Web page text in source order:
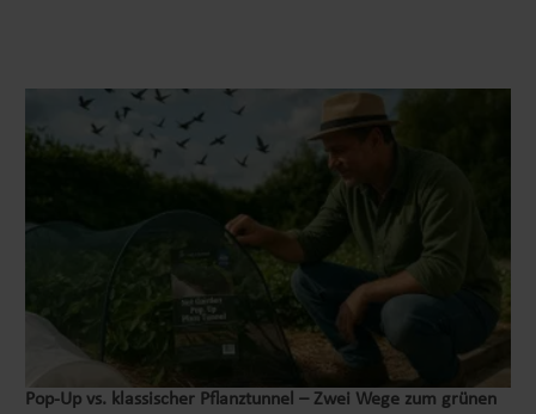
erleichtert die Nutzung, wenn dein Tier nervös ist
oder ungern in enge Öffnungen steigt. Im Inneren
befindet sich eine Leine zur Sicherung am
Geschirr. Diese ersetzt keine verantwortungsvolle
Aufsicht, hilft aber dabei, dein Tier beim Öffnen
der Tasche besser zu kontrollieren. Wichtig:
Verwende die Box immer passend zur Größe und
zum Verhalten deines Tieres und lasse dein
Haustier niemals unbeaufsichtigt im
Auto. Material, Qualität und Pflege Die
Transportbox besteht aus Kunststoff und Polyester.
Pop‑Up vs. klassischer Pflanztunnel – Zwei Wege zum grünen